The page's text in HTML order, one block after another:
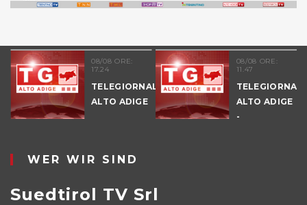
08/08 ORE:
17.24
TELEGIORNALE
ALTO ADIGE
08/08 ORE:
11.47
ALTO ADIGE
-
WER WIR SIND
Suedtirol TV Srl